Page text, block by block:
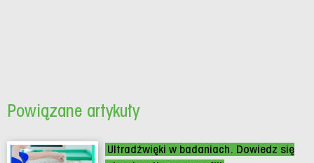
Powiązane artykuły
Ultradźwięki w badaniach. Dowiedz się